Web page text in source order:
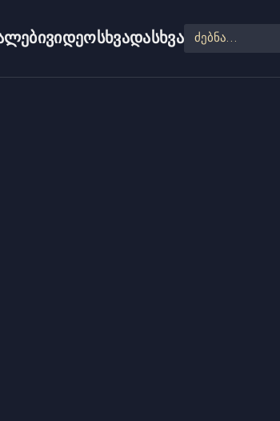
ვიდეოსხვადასხვა